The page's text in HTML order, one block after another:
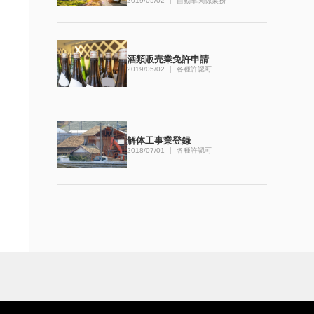
酒類販売業免許申請
2019/05/02 各種許認可
解体工事業登録
2018/07/01 各種許認可